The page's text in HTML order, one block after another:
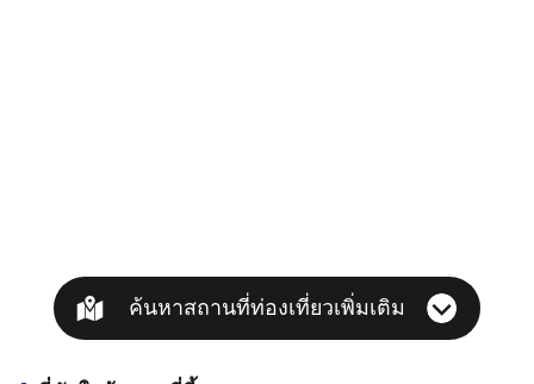
ค้นหาสถานที่ท่องเที่ยวเพิ่มเติม